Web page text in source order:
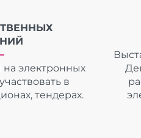
электронных
в
тендерах.